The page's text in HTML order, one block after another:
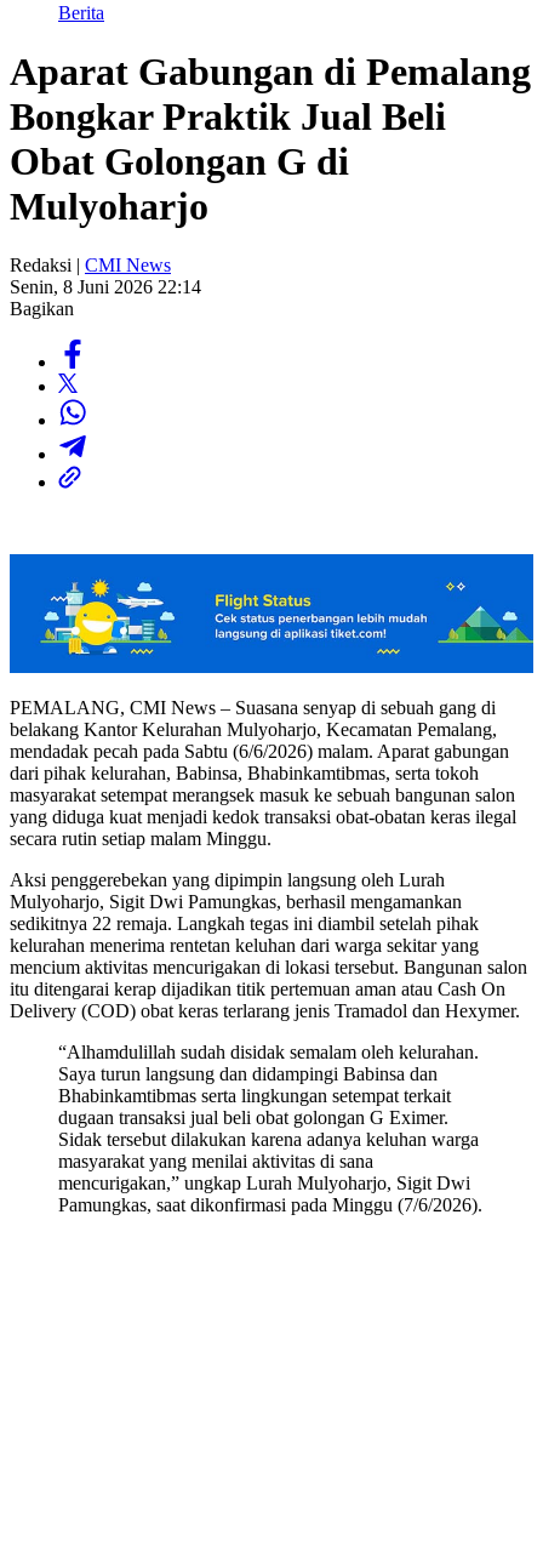
Berita
Aparat Gabungan di Pemalang
Bongkar Praktik Jual Beli
Obat Golongan G di
Mulyoharjo
Redaksi | CMI News
Senin, 8 Juni 2026 22:14
Bagikan
PEMALANG, CMI News – Suasana senyap di sebuah gang di
belakang Kantor Kelurahan Mulyoharjo, Kecamatan Pemalang,
mendadak pecah pada Sabtu (6/6/2026) malam. Aparat gabungan
dari pihak kelurahan, Babinsa, Bhabinkamtibmas, serta tokoh
masyarakat setempat merangsek masuk ke sebuah bangunan salon
yang diduga kuat menjadi kedok transaksi obat-obatan keras ilegal
secara rutin setiap malam Minggu.
Aksi penggerebekan yang dipimpin langsung oleh Lurah
Mulyoharjo, Sigit Dwi Pamungkas, berhasil mengamankan
sedikitnya 22 remaja. Langkah tegas ini diambil setelah pihak
kelurahan menerima rentetan keluhan dari warga sekitar yang
mencium aktivitas mencurigakan di lokasi tersebut. Bangunan salon
itu ditengarai kerap dijadikan titik pertemuan aman atau Cash On
Delivery (COD) obat keras terlarang jenis Tramadol dan Hexymer.
“Alhamdulillah sudah disidak semalam oleh kelurahan.
Saya turun langsung dan didampingi Babinsa dan
Bhabinkamtibmas serta lingkungan setempat terkait
dugaan transaksi jual beli obat golongan G Eximer.
Sidak tersebut dilakukan karena adanya keluhan warga
masyarakat yang menilai aktivitas di sana
mencurigakan,” ungkap Lurah Mulyoharjo, Sigit Dwi
Pamungkas, saat dikonfirmasi pada Minggu (7/6/2026).